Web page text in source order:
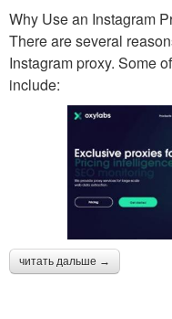
Why Use an Instagram
There are several
Instagram proxy. Some
include:
читать дальше →